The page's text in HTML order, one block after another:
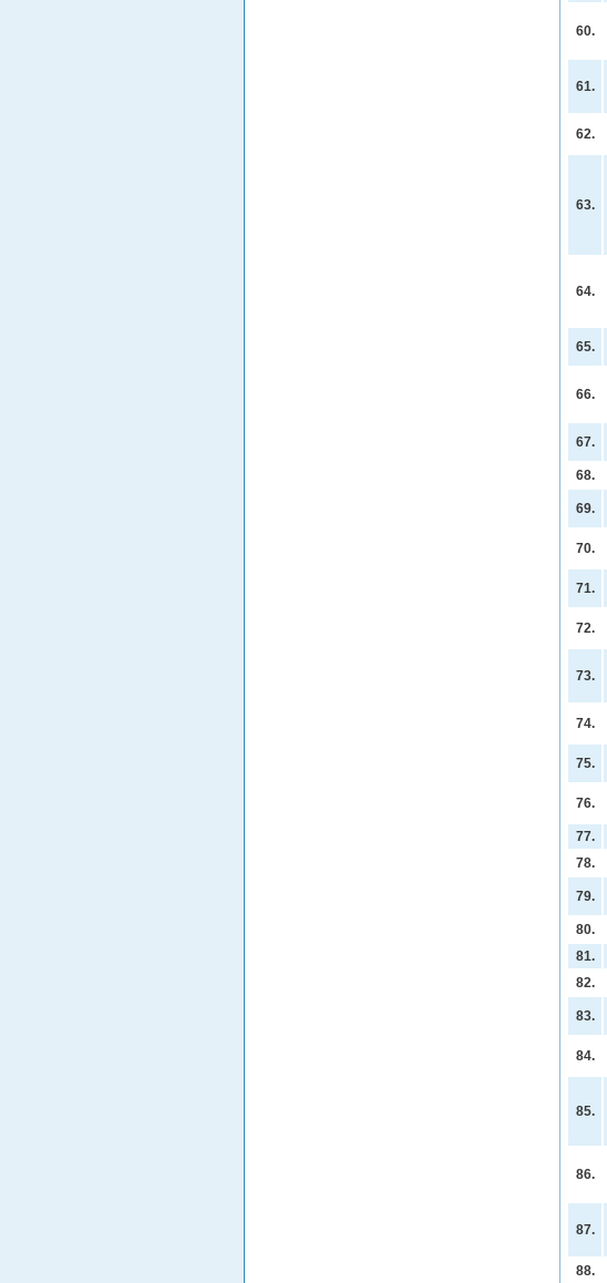
60.
61.
62.
63.
64.
65.
66.
67.
68.
69.
70.
71.
72.
73.
74.
75.
76.
77.
78.
79.
80.
81.
82.
83.
84.
85.
86.
87.
88.